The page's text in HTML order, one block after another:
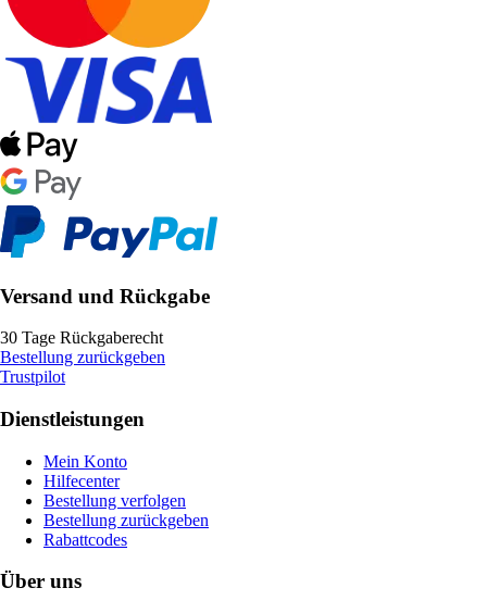
Versand und Rückgabe
30 Tage Rückgaberecht
Bestellung zurückgeben
Trustpilot
Dienstleistungen
Mein Konto
Hilfecenter
Bestellung verfolgen
Bestellung zurückgeben
Rabattcodes
Über uns